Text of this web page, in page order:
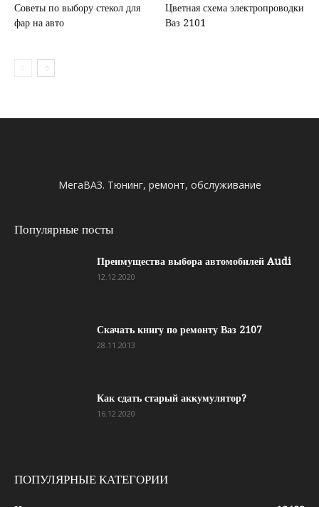
Советы по выбору стекол для
фар на авто
Цветная схема электропроводки
Ваз 2101
МегаВАЗ. Тюнинг, ремонт, обслуживание
Популярные посты
Преимущества выбора автомобилей Audi
12.12.2020
Скачать книгу по ремонту Ваз 2107
28.11.2013
Как сдать старый аккумулятор?
16.12.2020
ПОПУЛЯРНЫЕ КАТЕГОРИИ